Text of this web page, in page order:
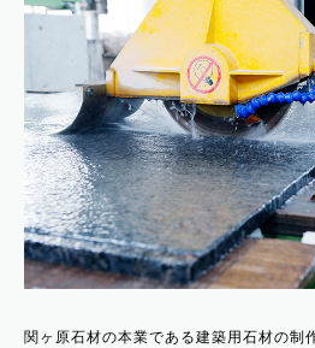
関ヶ原石材の本業である建築用石材の制